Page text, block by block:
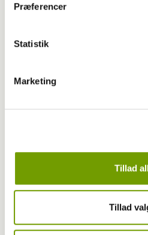
Præferencer
Statistik
Marketing
Tillad
Tillad
Britisk racedebat
forbud